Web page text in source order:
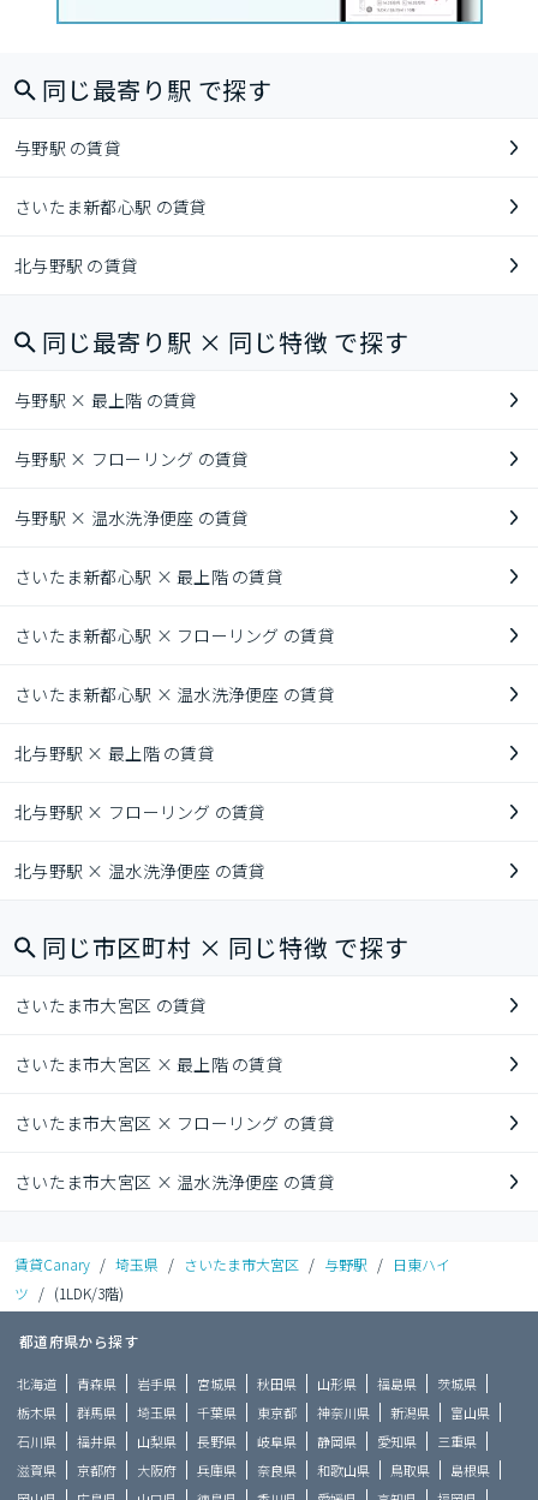
同じ最寄り駅 で探す
与野駅 の賃貸
さいたま新都心駅 の賃貸
北与野駅 の賃貸
同じ最寄り駅 × 同じ特徴 で探す
与野駅 × 最上階 の賃貸
与野駅 × フローリング の賃貸
与野駅 × 温水洗浄便座 の賃貸
さいたま新都心駅 × 最上階 の賃貸
さいたま新都心駅 × フローリング の賃貸
さいたま新都心駅 × 温水洗浄便座 の賃貸
北与野駅 × 最上階 の賃貸
北与野駅 × フローリング の賃貸
北与野駅 × 温水洗浄便座 の賃貸
同じ市区町村 × 同じ特徴 で探す
さいたま市大宮区 の賃貸
さいたま市大宮区 × 最上階 の賃貸
さいたま市大宮区 × フローリング の賃貸
さいたま市大宮区 × 温水洗浄便座 の賃貸
賃貸Canary / 埼玉県 / さいたま市大宮区 / 与野駅 / 日東ハイ
ツ / (1LDK/3階)
都道府県から探す
北海道 青森県 岩手県 宮城県 秋田県 山形県 福島県
茨城県
栃木県
群馬県 埼玉県 千葉県 東京都 神奈川県 新潟県
富山県
石川県
福井県 山梨県 長野県 岐阜県 静岡県 愛知県
三重県
滋賀県
京都府 大阪府 兵庫県 奈良県 和歌山県 鳥取県
島根県